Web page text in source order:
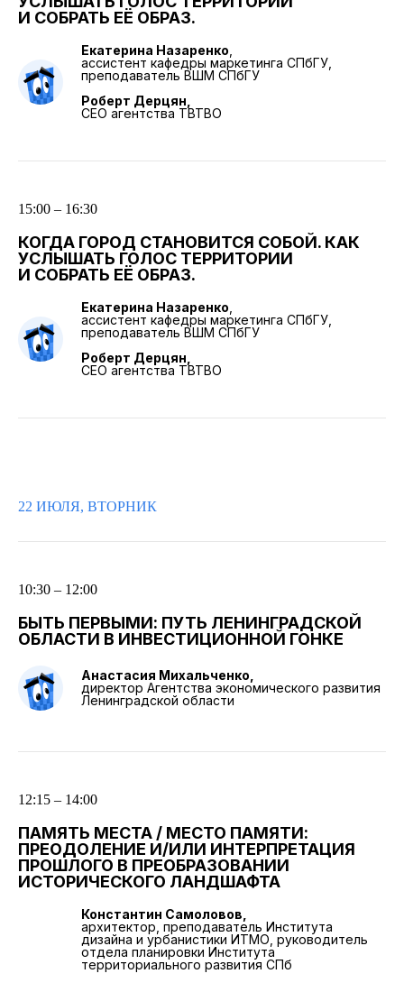
И СОБРАТЬ ЕЁ ОБРАЗ.
Екатерина Назаренко
ассистент кафедры маркетинга СПбГУ,
преподаватель ВШМ СПбГУ
Роберт Дерцян,
CEO агентства TBTBO
15:00 – 16:30
КОГДА ГОРОД СТАНОВИТСЯ СОБОЙ. КАК
УСЛЫШАТЬ ГОЛОС ТЕРРИТОРИИ
И СОБРАТЬ ЕЁ ОБРАЗ.
Екатерина Назаренко
ассистент кафедры маркетинга СПбГУ,
преподаватель ВШМ СПбГУ
Роберт Дерцян,
CEO агентства TBTBO
22 ИЮЛЯ, ВТОРНИК
10:30 – 12:00
БЫТЬ ПЕРВЫМИ: ПУТЬ ЛЕНИНГРАДСКОЙ
ОБЛАСТИ В ИНВЕСТИЦИОННОЙ ГОНКЕ
Анастасия Михальченко,
директор Агентства экономического развития
Ленинградской области
12:15 – 14:00
ПАМЯТЬ МЕСТА / МЕСТО ПАМЯТИ:
ПРЕОДОЛЕНИЕ И/ИЛИ ИНТЕРПРЕТАЦИЯ
ПРОШЛОГО В ПРЕОБРАЗОВАНИИ
ИСТОРИЧЕСКОГО ЛАНДШАФТА
Константин Самоловов,
архитектор, преподаватель Института
дизайна и урбанистики ИТМО, руководитель
отдела планировки Института
территориального развития СПб